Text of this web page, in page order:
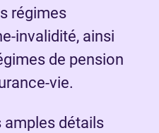
régimes
invalidité, ainsi
de pension
vie.
amples détails